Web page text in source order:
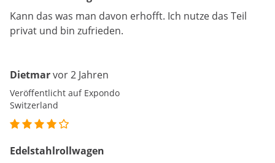
Kann das was man davon erhofft. Ich nutze das Teil
privat und bin zufrieden.
Dietmarvor 2 Jahren
Veröffentlicht auf Expondo
Switzerland
Edelstahlrollwagen